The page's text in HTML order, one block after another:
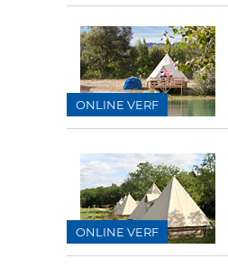
ONLINE VERF
ONLINE VERF